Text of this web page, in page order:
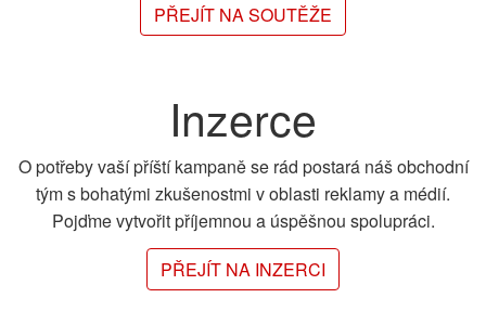
PŘEJÍT NA SOUTĚŽE
Inzerce
O potřeby vaší příští kampaně se rád postará náš obchodní
tým s bohatými zkušenostmi v oblasti reklamy a médií.
Pojďme vytvořit příjemnou a úspěšnou spolupráci.
PŘEJÍT NA INZERCI